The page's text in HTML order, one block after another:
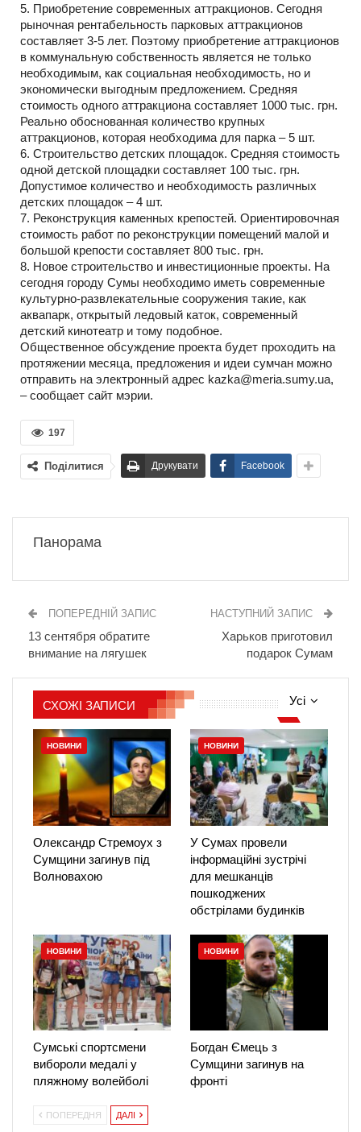
5. Приобретение современных аттракционов. Сегодня
рыночная рентабельность парковых аттракционов
составляет 3-5 лет. Поэтому приобретение аттракционов
в коммунальную собственность является не только
необходимым, как социальная необходимость, но и
экономически выгодным предложением. Средняя
стоимость одного аттракциона составляет 1000 тыс. грн.
Реально обоснованная количество крупных
аттракционов, которая необходима для парка – 5 шт.
6. Строительство детских площадок. Средняя стоимость
одной детской площадки составляет 100 тыс. грн.
Допустимое количество и необходимость различных
детских площадок – 4 шт.
7. Реконструкция каменных крепостей. Ориентировочная
стоимость работ по реконструкции помещений малой и
большой крепости составляет 800 тыс. грн.
8. Новое строительство и инвестиционные проекты. На
сегодня городу Сумы необходимо иметь современные
культурно-развлекательные сооружения такие, как
аквапарк, открытый ледовый каток, современный
детский кинотеатр и тому подобное.
Общественное обсуждение проекта будет проходить на
протяжении месяца, предложения и идеи сумчан можно
отправить на электронный адрес kazka@meria.sumy.ua,
– сообщает сайт мэрии.
197
Поділитися Друкувати Facebook
Панорама
ПОПЕРЕДНІЙ ЗАПИС
13 сентября обратите
внимание на лягушек
НАСТУПНИЙ ЗАПИС
Харьков приготовил
подарок Сумам
Усі
СХОЖІ ЗАПИСИ
НОВИНИ
Олександр Стремоух з
Сумщини загинув під
Волновахою
НОВИНИ
У Сумах провели
інформаційні зустрічі
для мешканців
пошкоджених
обстрілами будинків
НОВИНИ
Сумські спортсмени
вибороли медалі у
пляжному волейболі
НОВИНИ
Богдан Ємець з
Сумщини загинув на
фронті
ПОПЕРЕДНЯ ДАЛІ